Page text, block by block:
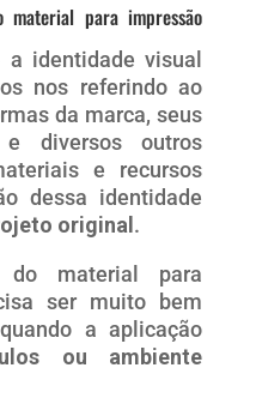
para impressão
a identidade visual
nos referindo ao
da marca, seus
diversos outros
e recursos
dessa identidade
original.
material para
ser muito bem
a aplicação
ou ambiente